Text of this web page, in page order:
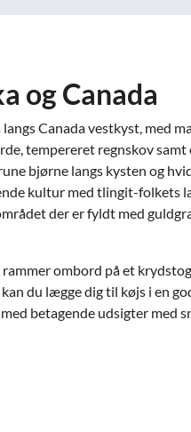
og Canada
Canada vestkyst, med
tempereret regnskov samt
bjørne langs kysten og
kultur med tlingit-folkets
der er fyldt med
ombord på et
du lægge dig til køjs i en
betagende udsigter med